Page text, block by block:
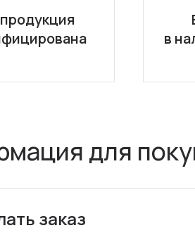
в
для
заказ